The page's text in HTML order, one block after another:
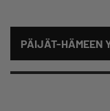
PÄIJÄT-HÄMEEN
Suodata